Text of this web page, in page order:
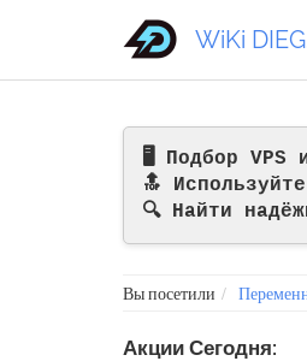
🖥️ Подбор VPS
🔝
🔍 Найти
WiKi
Вы посетили
Акции Сегодня: